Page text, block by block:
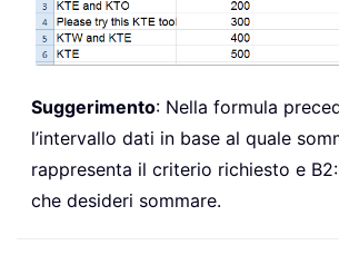
Suggerimento: Nella formula
l’intervallo dati in base al quale
rappresenta il criterio richiesto e
che desideri sommare.